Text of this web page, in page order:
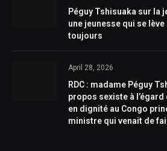
Péguy Tshisuaka sur la
une jeunesse qui se
toujours
April 28, 2026
RDC : madame Péguy
propos sexiste à
en dignité au Congo
ministre qui venait de